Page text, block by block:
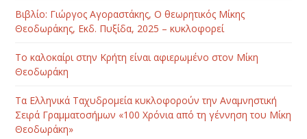
Βιβλίο: Γιώργος Αγοραστάκης, Ο θεωρητικός Μίκης
Θεοδωράκης, Εκδ. Πυξίδα, 2025 – κυκλοφορεί
Το καλοκαίρι στην Κρήτη είναι αφιερωμένο στον Μίκη
Θεοδωράκη
Τα Ελληνικά Ταχυδρομεία κυκλοφορούν την Αναμνηστική
Σειρά Γραμματοσήμων «100 Χρόνια από τη γέννηση του Μίκη
Θεοδωράκη»